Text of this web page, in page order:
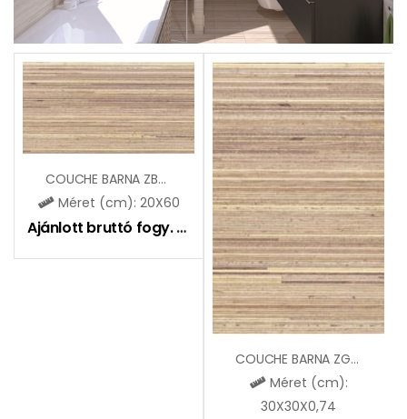
COUCHE BARNA ZBD62096
Méret (cm): 20X60
Ajánlott bruttó fogy. ár: 6495 Ft
COUCHE BARNA ZGD32096
Méret (cm):
30X30X0,74